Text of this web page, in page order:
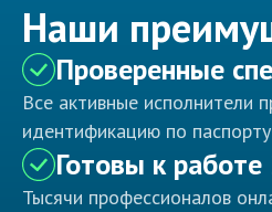
Наши
Проверенные
Все активные исполнители
идентификацию по паспорту
Готовы к
Тысячи профессионалов